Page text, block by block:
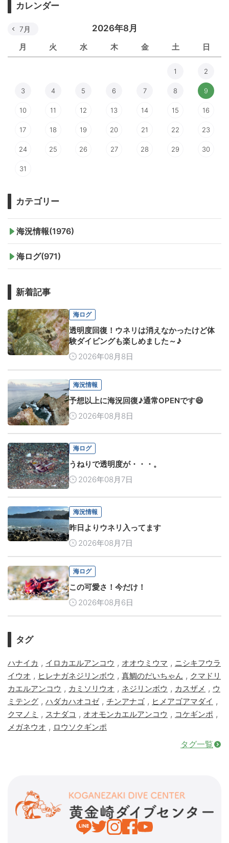
カレンダー
2026年8月
月 火 水 木 金 土 日
7月
1 2
3 4 5 6 7 8 9
10 11 12 13 14 15 16
17 18 19 20 21 22 23
24 25 26 27 28 29 30
31
カテゴリー
海況情報(1976)
海ログ(971)
新着記事
海ログ
透明度回復！ウネリは消えなかったけど体
験ダイビングも楽しめました～♪
2026年08月8日
海況情報
予想以上に海況回復♪通常OPENです😄
2026年08月8日
海ログ
うねりで透明度が・・・。
2026年08月7日
海況情報
昨日よりウネリ入ってます
2026年08月7日
海ログ
この可愛さ！今だけ！
2026年08月6日
タグ
ハナイカ , イロカエルアンコウ , オオウミウマ , ニシキフウラ
イウオ , ヒレナガネジリンボウ , 真鯛のだいちゃん , クマドリ
カエルアンコウ , カミソリウオ , ネジリンボウ , カスザメ , ウ
ミテング , ハダカハオコゼ, チンアナゴ , ヒメアゴアマダイ ,
クマノミ , スナダコ , オオモンカエルアンコウ , コケギンポ ,
メガネウオ , ロウソクギンポ
タグ一覧